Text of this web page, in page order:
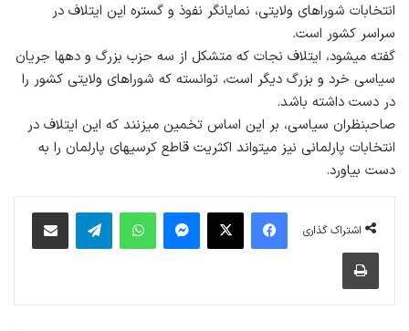
انتخابات شوراهای ولایتی، نمایانگر نفوذ و گستره این ایتلاف در
سراسر کشور است.
گفته می‎شود، ایتلاف نجات که متشکل از سه حزب بزرگ و ده‎ها جریان
سیاسی خرد و بزرگ دیگر است، توانسته که شوراهای ولایتی کشور را
در دست داشته باشد.
صاحب‎نظران سیاسی، بر این اساس تخمین می‎زنند که این ایتلاف در
انتخابات پارلمانی نیز می‎تواند اکثریت قاطع کرسی‎های پارلمان را به
دست بیاورد.
اشتراک گذاری
فیس بوک پیام رسان واتس آپ